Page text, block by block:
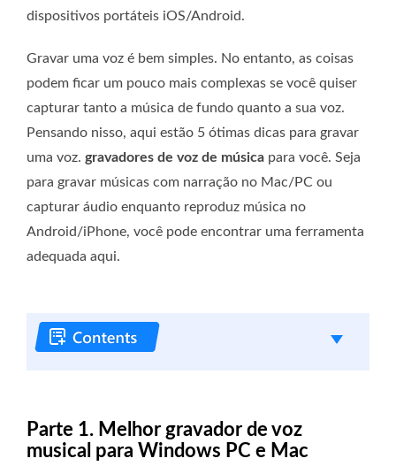
dispositivos portáteis iOS/Android.
Gravar uma voz é bem simples. No entanto, as coisas
podem ficar um pouco mais complexas se você quiser
capturar tanto a música de fundo quanto a sua voz.
Pensando nisso, aqui estão 5 ótimas dicas para gravar
uma voz. gravadores de voz de música para você. Seja
para gravar músicas com narração no Mac/PC ou
capturar áudio enquanto reproduz música no
Android/iPhone, você pode encontrar uma ferramenta
adequada aqui.
Parte 1. Melhor gravador de voz
musical para Windows PC e Mac